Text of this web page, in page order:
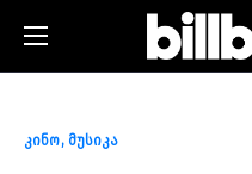
კინო მუსიკა